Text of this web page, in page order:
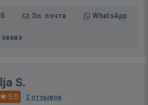
Эл. почта WhatsApp
S.
5.0 · 2 отзывов